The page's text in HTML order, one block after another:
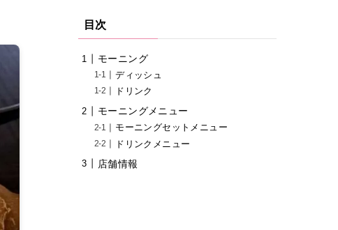
目次
モーニング
ディッシュ
ドリンク
モーニングメニュー
モーニングセットメニュー
ドリンクメニュー
店舗情報